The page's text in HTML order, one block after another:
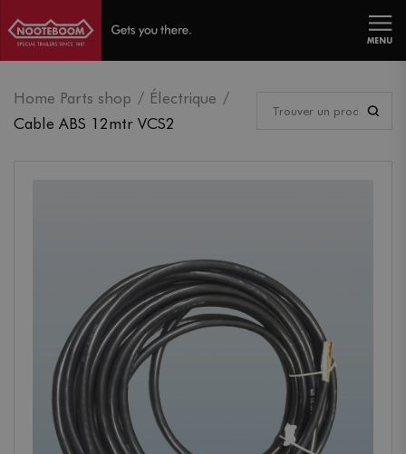
MENU
Home Parts shop
Électrique
Cable ABS 12mtr VCS2